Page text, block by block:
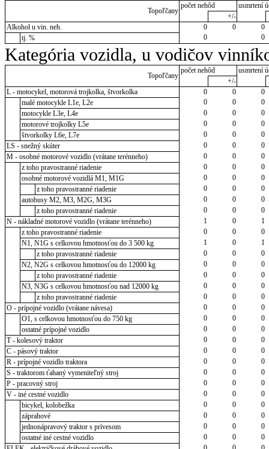
Topoľčany
počet nehôd
usmrtení
+/-
Alkohol u vin. neh.
0 0
0
tj. %
0 0
Kategória vozidla, u vodičov
Topoľčany
počet nehôd
usmrtení
+/-
L - motocykel, motorová trojkolka, štvorkolka
0 0
0
malé motocykle L1e, L2e
0 0
0
motocykle L3e, L4e
0 0
0
motorové trojkolky L5e
0 0
0
štvorkolky L6e, L7e
0 0
0
LS - snežný skúter
0 0
0
M - osobné motorové vozidlo (vrátane terénneho)
0 0
0
z toho pravostranné riadenie
0 0
0
osobné motorové vozidlá M1, M1G
0 0
0
z toho pravostranné riadenie
0 0
0
autobusy M2, M3, M2G, M3G
0 0
0
z toho pravostranné riadenie
0 0
0
N - nákladné motorové vozidlo (vrátane terénneho)
1 0
1
z toho pravostranné riadenie
0 0
0
N1, N1G s celkovou hmotnosťou do 3 500 kg
1 0
1
z toho pravostranné riadenie
0 0
0
N2, N2G s celkovou hmotnosťou do 12000 kg
0 0
0
z toho pravostranné riadenie
0 0
0
N3, N3G s celkovou hmotnosťou nad 12000 kg
0 0
0
z toho pravostranné riadenie
0 0
0
O - prípojné vozidlo (vrátane návesa)
0 0
0
O1, s celkovou hmotnosťou do 750 kg
0 0
0
ostatné prípojné vozidlo
0 0
0
T - kolesový traktor
0 0
0
C - pásový traktor
0 0
0
R - prípojné vozidlo traktora
0 0
0
S - traktorom ťahaný vymeniteľný stroj
0 0
0
P - pracovný stroj
0 0
0
V - iné cestné vozidlo
0 0
0
bicykel, kolobežka
0 0
0
záprahové
0 0
0
jednonápravový traktor s prívesom
0 0
0
ostatné iné cestné vozidlo
0 0
0